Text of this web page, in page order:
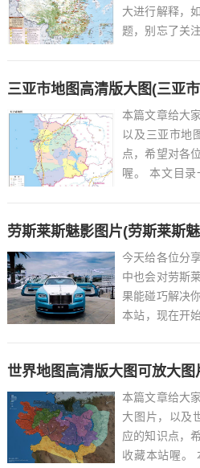
大进行解释，
题，别忘了关
三亚市地图高清版大图(三亚
本篇文章给大
以及三亚市地
点，希望对各
喔。 本文目
劳斯莱斯魅影图片(劳斯莱斯
今天给各位分
中也会对劳斯
果能碰巧解决
本站，现在开
本篇文章给大
大图片，以及
应的知识点，
收藏本站喔。